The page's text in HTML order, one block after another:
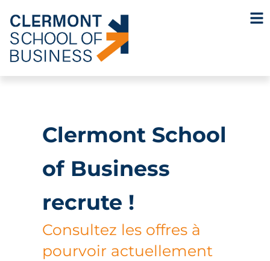
Clermont School
of Business
recrute !
Consultez les offres à
pourvoir actuellement